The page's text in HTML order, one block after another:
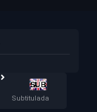
Subtitulada